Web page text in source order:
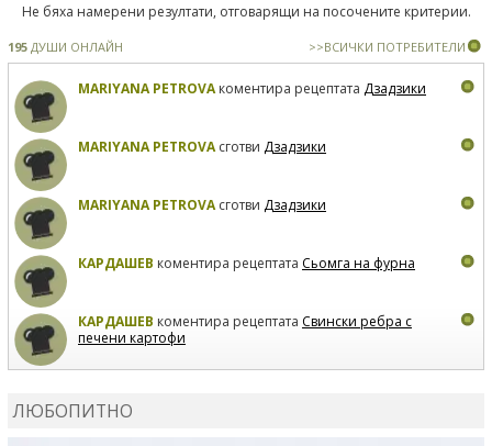
Не бяха намерени резултати, отговарящи на посочените критерии.
195 ДУШИ ОНЛАЙН >>ВСИЧКИ ПОТРЕБИТЕЛИ
MARIYANA PETROVAкоментира рецептата Дзадзики
MARIYANA PETROVAсготви Дзадзики
MARIYANA PETROVAсготви Дзадзики
КАРДАШЕВ коментира рецептата Сьомга на фурна
КАРДАШЕВ коментира рецептата Свински ребра с
печени картофи
ЛЮБОПИТНО